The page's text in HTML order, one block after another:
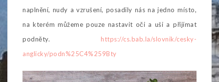
naplnění, nudy a vzrušení, posadily nás na jedno místo,
na kterém můžeme pouze nastavit oči a uši a přijímat
podněty. https://cs.bab.la/slovnik/cesky-
anglicky/podn%25C4%259Bty